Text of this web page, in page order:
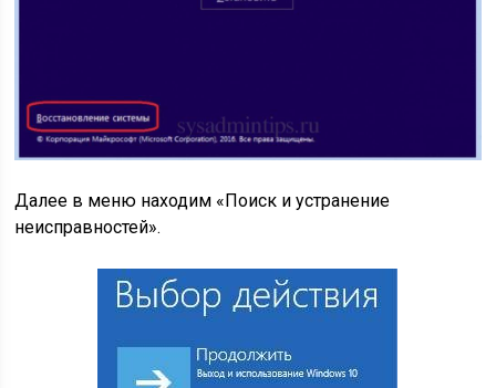
Далее в меню находим «Поиск и устранение
неисправностей».